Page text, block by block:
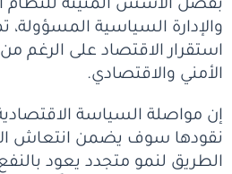
بفضل الأسس المتينة للنظام
والإدارة السياسية
استقرار الاقتصاد على الرغم
الأمني ​​والاقتصادي.
إن مواصلة السياسة
نقودها سوف يضمن انتعاش
الطريق لنمو متجدد يعود